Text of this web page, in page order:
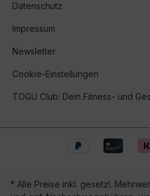
Datenschutz
Impressum
Newsletter
Cookie-Einstellungen
TOGU Club: Dein Fitness- und
* Alle Preise inkl. gesetzl.